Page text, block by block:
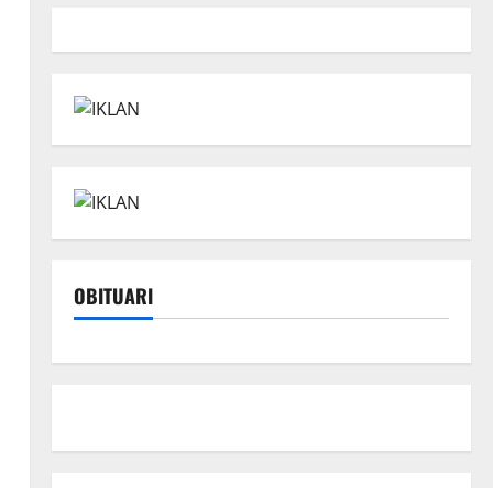
OBITUARI